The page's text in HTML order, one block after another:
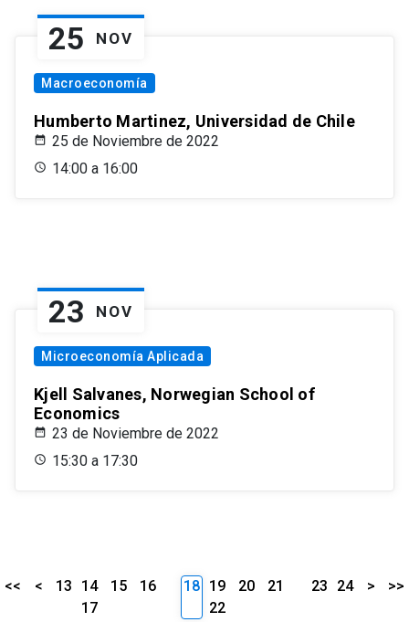
25 NOV
Macroeconomía
Humberto Martinez, Universidad de Chile
25 de Noviembre de 2022
14:00 a 16:00
23 NOV
Microeconomía Aplicada
Kjell Salvanes, Norwegian School of
Economics
23 de Noviembre de 2022
15:30 a 17:30
<< < 13 14 15
16
17
18 19 20
21
22
23 24 > >>